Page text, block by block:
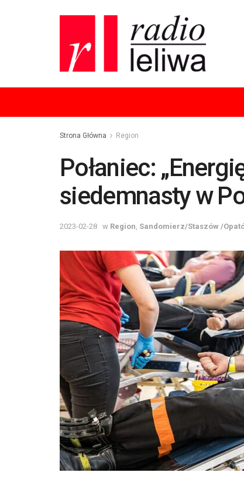
Strona Główna Region
Połaniec:
siedemnasty w
2023-02-28 w Region Sandomierz/Staszów /